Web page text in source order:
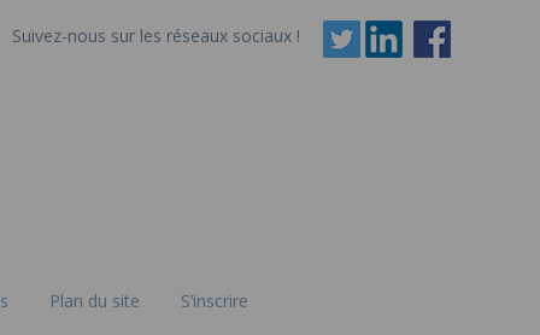
Suivez-nous sur les réseaux sociaux !
Plan du site S’inscrire